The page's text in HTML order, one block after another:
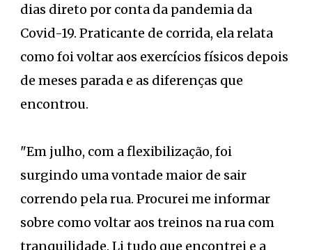
dias direto por conta da pandemia da
Covid-19. Praticante de corrida, ela relata
como foi voltar aos exercícios físicos depois
de meses parada e as diferenças que
encontrou.
"Em julho, com a flexibilização, foi
surgindo uma vontade maior de sair
correndo pela rua. Procurei me informar
sobre como voltar aos treinos na rua com
tranquilidade. Li tudo que encontrei e a